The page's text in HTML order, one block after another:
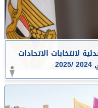
لانتخابات الاتحادات